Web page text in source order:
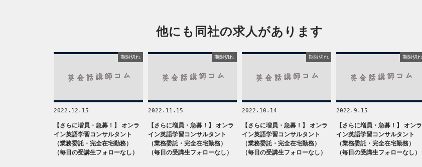
他にも同社の求人があります
期限切れ
2022.12.15
【さらに増員・急募！】 オンラ
イン英語学習コンサルタント
（業務委託・完全在宅勤務）
（毎日の受講生フォローなし）
期限切れ
2022.11.15
【さらに増員・急募！】 オンラ
イン英語学習コンサルタント
（業務委託・完全在宅勤務）
（毎日の受講生フォローなし）
期限切れ
2022.10.14
【さらに増員・急募！】 オンラ
イン英語学習コンサルタント
（業務委託・完全在宅勤務）
（毎日の受講生フォローなし）
期限切れ
2022.9.15
【さらに増員・急募！】 オンラ
イン英語学習コンサルタント
（業務委託・完全在宅勤務）
（毎日の受講生フォローなし）